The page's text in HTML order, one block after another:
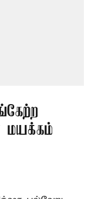
மயக்கம்